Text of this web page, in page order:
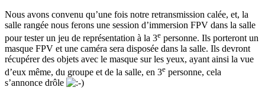
Nous avons convenu qu’une fois notre retransmission calée, et, la
salle rangée nous ferons une session d’immersion FPV dans la salle
pour tester un jeu de représentation à la 3e personne. Ils porteront un
masque FPV et une caméra sera disposée dans la salle. Ils devront
récupérer des objets avec le masque sur les yeux, ayant ainsi la vue
d’eux même, du groupe et de la salle, en 3e personne, cela
s’annonce drôle